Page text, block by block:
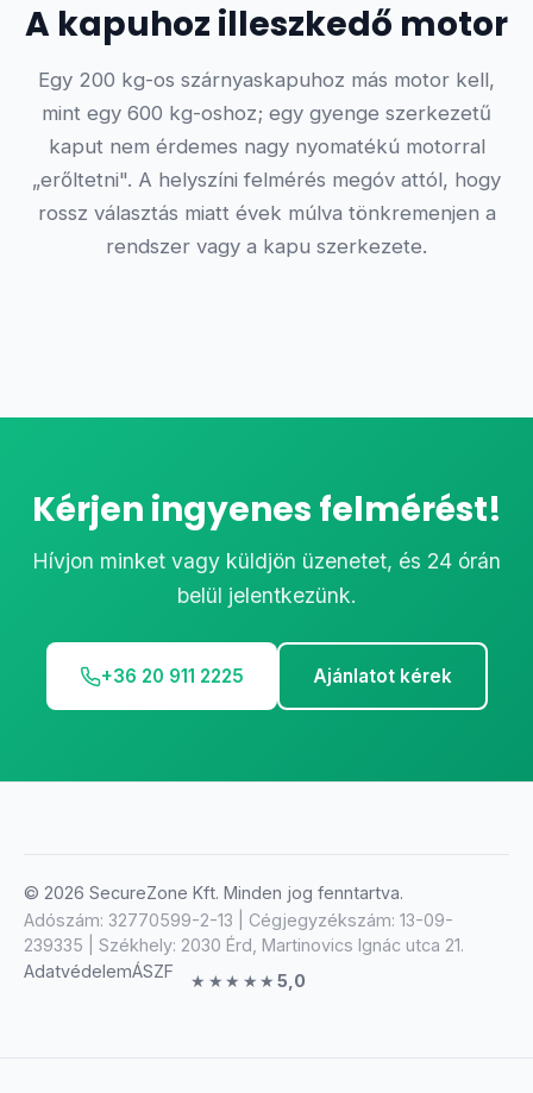
A kapuhoz illeszkedő motor
Egy 200 kg-os szárnyaskapuhoz más motor kell,
mint egy 600 kg-oshoz; egy gyenge szerkezetű
kaput nem érdemes nagy nyomatékú motorral
„erőltetni". A helyszíni felmérés megóv attól, hogy
rossz választás miatt évek múlva tönkremenjen a
rendszer vagy a kapu szerkezete.
Kérjen ingyenes felmérést!
Hívjon minket vagy küldjön üzenetet, és 24 órán
belül jelentkezünk.
+36 20 911 2225 Ajánlatot kérek
© 2026 SecureZone Kft. Minden jog fenntartva.
Adószám: 32770599-2-13 | Cégjegyzékszám: 13-09-
239335 | Székhely: 2030 Érd, Martinovics Ignác utca 21.
AdatvédelemÁSZF ★★★★★ 5,0
Viber
Üzenjen Viberen